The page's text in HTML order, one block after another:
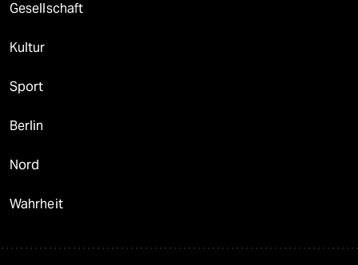
Gesellschaft
Kultur
Sport
Berlin
Nord
Wahrheit